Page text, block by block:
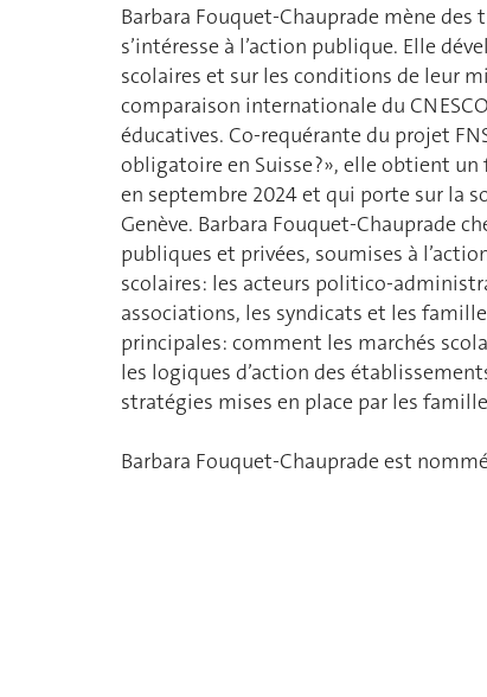
Barbara Fouquet-Chauprade mène
s’intéresse à l’action publique. Elle
scolaires et sur les conditions de leur
comparaison internationale du
éducatives. Co-requérante du projet
obligatoire en Suisse ?», elle obtient
en septembre 2024 et qui porte sur la
Genève. Barbara Fouquet-Chauprade
publiques et privées, soumises à
scolaires: les acteurs politico-
associations, les syndicats et les
principales: comment les marchés
les logiques d’action des
stratégies mises en place par les
Barbara Fouquet-Chauprade est